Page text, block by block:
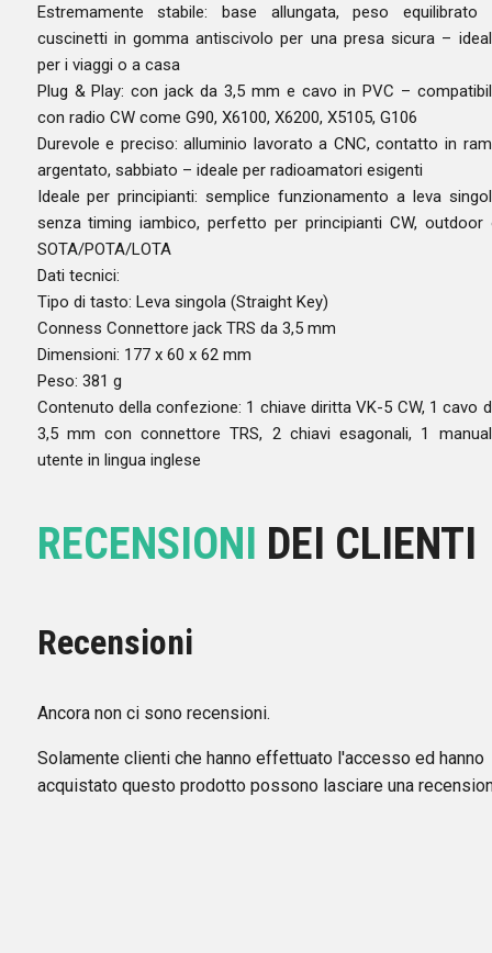
Estremamente stabile: base allungata, peso equilibrato
cuscinetti in gomma antiscivolo per una presa sicura –
per i viaggi o a casa
Plug & Play: con jack da 3,5 mm e cavo in PVC –
con radio CW come G90, X6100, X6200, X5105, G106
Durevole e preciso: alluminio lavorato a CNC, contatto in
argentato, sabbiato – ideale per radioamatori esigenti
Ideale per principianti: semplice funzionamento a leva
senza timing iambico, perfetto per principianti CW, outdoor
SOTA/POTA/LOTA
Dati tecnici:
Tipo di tasto: Leva singola (Straight Key)
Conness Connettore jack TRS da 3,5 mm
Dimensioni: 177 x 60 x 62 mm
Peso: 381 g
Contenuto della confezione: 1 chiave diritta VK-5 CW, 1 cavo
3,5 mm con connettore TRS, 2 chiavi esagonali, 1
utente in lingua inglese
RECENSIONI DEI CLIENTI
Recensioni
Ancora non ci sono recensioni.
Solamente clienti che hanno effettuato l'accesso ed hanno
acquistato questo prodotto possono lasciare una